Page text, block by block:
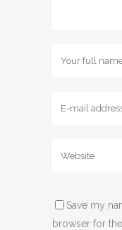
Save my
browser for